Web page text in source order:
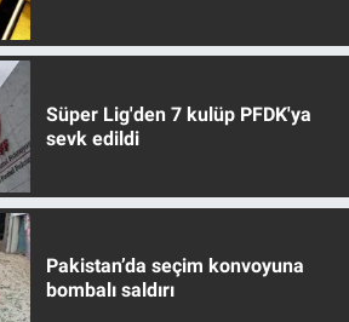
Süper Lig'den 7 kulüp PFDK'ya
sevk edildi
Pakistan’da seçim konvoyuna
bombalı saldırı